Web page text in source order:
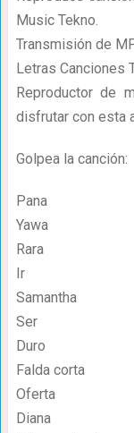
Music Tekno.
Transmisión de
Letras Canciones
Reproductor de
disfrutar con esta
Golpea la canción:
Pana
Yawa
Rara
Ir
Samantha
Ser
Duro
Falda corta
Oferta
Diana